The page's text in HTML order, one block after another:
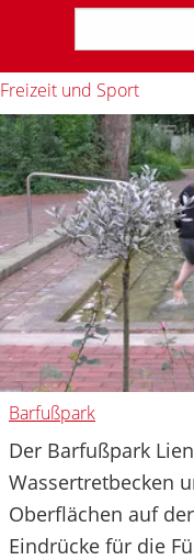
Freizeit und Sport
Barfußpark
Der Barfußpark
Wassertretbecken
Oberflächen auf
Eindrücke für die